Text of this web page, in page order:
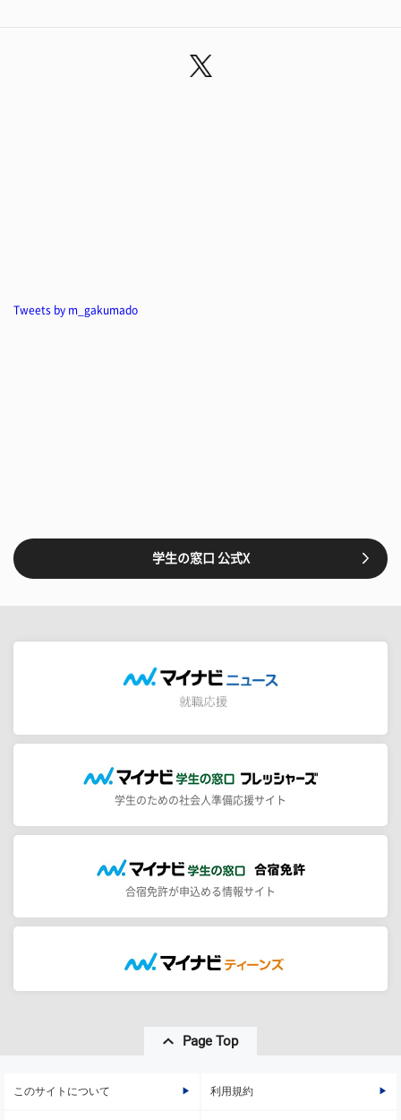
Tweets by m_gakumado
学生の窓口 公式X
学生のための社会人準備応援サイト
合宿免許が申込める情報サイト
Page Top
このサイトについて 利用規約